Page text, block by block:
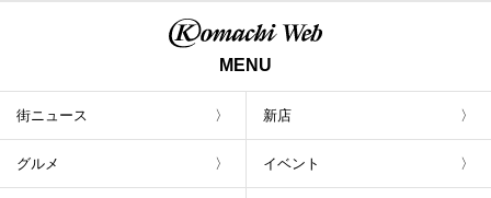
MENU
街ニュース 新店
グルメ イベント